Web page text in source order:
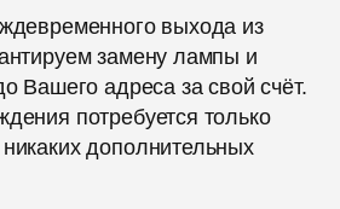
выхода из
замену лампы и
Вашего адреса за свой счёт.
потребуется только
дополнительных